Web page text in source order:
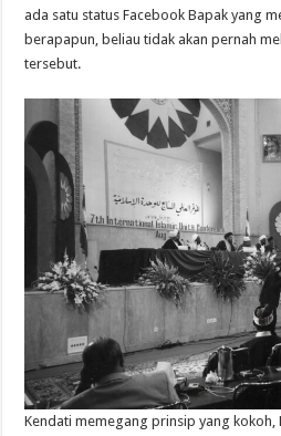
ada satu status Facebook Bapak yang
berapapun, beliau tidak akan pernah
tersebut.
Kendati memegang prinsip yang kokoh,